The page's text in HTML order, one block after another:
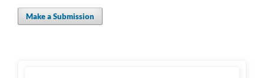
Make a Submission